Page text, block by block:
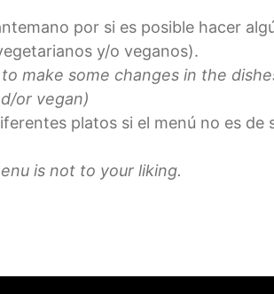
por si es posible hacer
y/o veganos).
make some changes in the
or vegan)
platos si el menú no es de
is not to your liking.